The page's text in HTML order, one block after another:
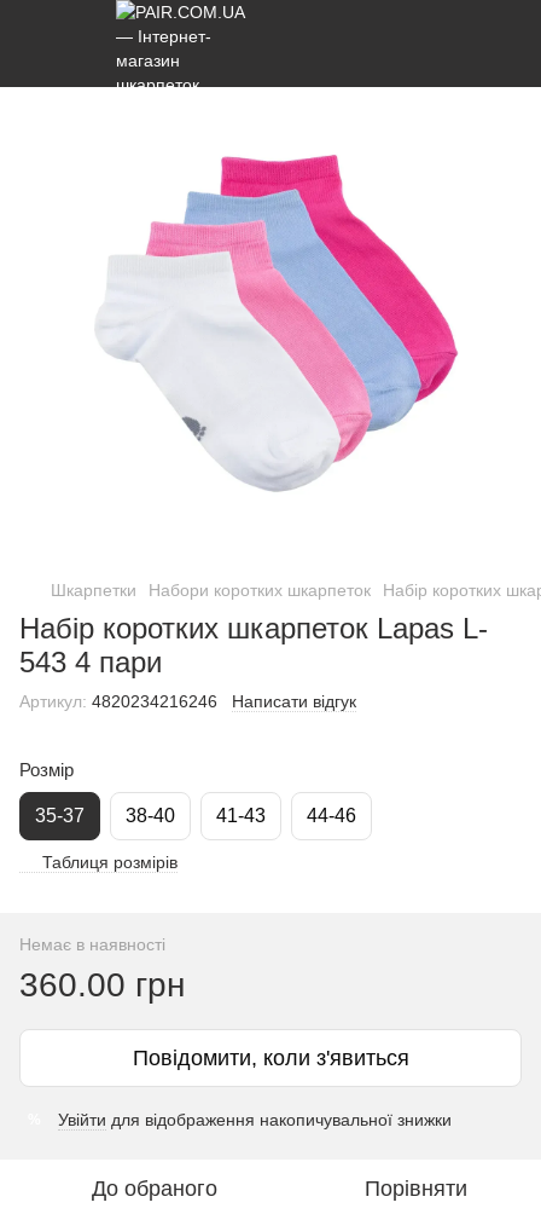
Шкарпетки Набори коротких шкарпеток Набір коротких
Набір коротких шкарпеток Lapas L-
543 4 пари
Артикул: 4820234216246 Написати відгук
Розмір
35-37 38-40 41-43 44-46
Таблиця розмірів
Немає в наявності
360.00 грн
Повідомити, коли з'явиться
Увійти для відображення накопичувальної знижки
До обраного Порівняти